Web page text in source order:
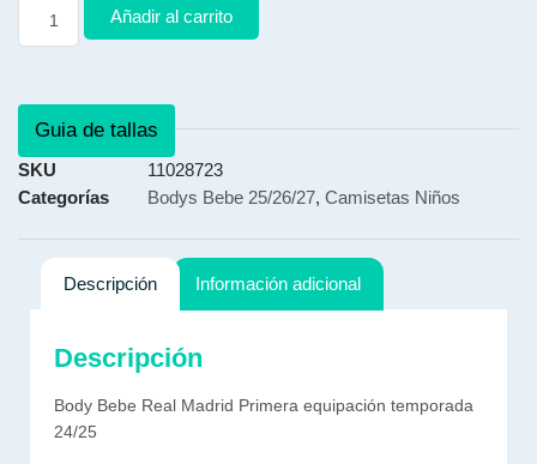
Añadir al carrito
Guia de tallas
SKU
11028723
Categorías
Bodys Bebe 25/26/27, Camisetas Niños
Descripción Información adicional
Descripción
Body Bebe Real Madrid Primera equipación temporada
24/25